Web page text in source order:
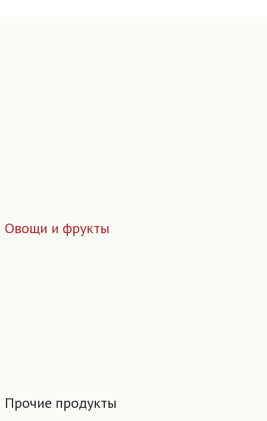
Овощи и фрукты
Прочие продукты